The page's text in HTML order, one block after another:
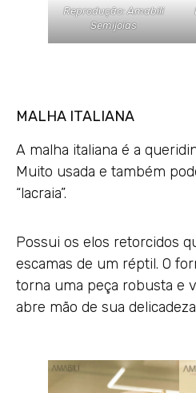
Reprodução: Amabili
Semijoias
MALHA ITALIANA
A malha italiana é a
Muito usada e também
“lacraia”.
Possui os elos retorcidos
escamas de um réptil. O
torna uma peça robusta e
abre mão de sua